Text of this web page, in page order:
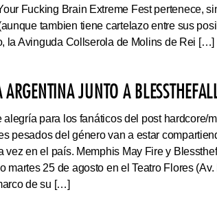
Fucking Brain Extreme Fest pertenece,
tambien tiene cartelazo entre sus
la Avinguda Collserola de Molins de Rei […]
JUNTO A
alegría para los fanáticos del post hardcore/
pesados del género van a estar
vez en el país. Memphis May Fire y
martes 25 de agosto en el Teatro Flores
de su […]